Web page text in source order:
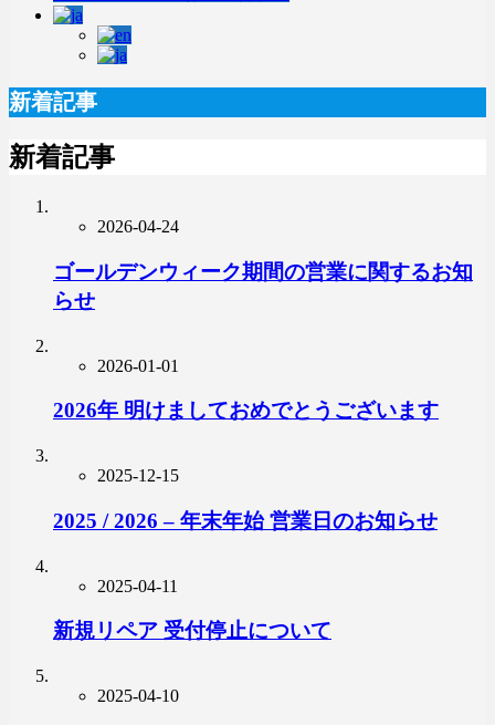
新着記事
新着記事
2026-04-24
ゴールデンウィーク期間の営業に関するお知
らせ
2026-01-01
2026年 明けましておめでとうございます
2025-12-15
2025 / 2026 – 年末年始 営業日のお知らせ
2025-04-11
新規リペア 受付停止について
2025-04-10